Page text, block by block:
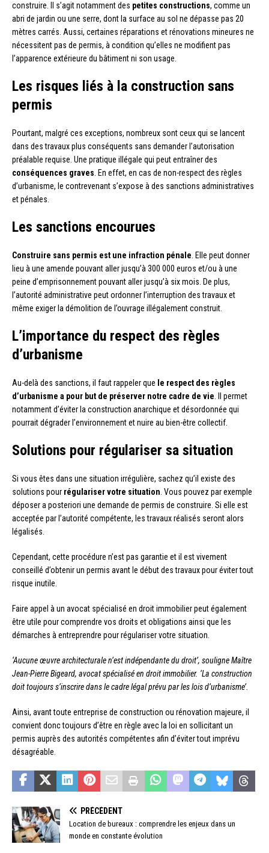
construire. Il s’agit notamment des petites constructions, comme un
abri de jardin ou une serre, dont la surface au sol ne dépasse pas 20
mètres carrés. Aussi, certaines réparations et rénovations mineures ne
nécessitent pas de permis, à condition qu’elles ne modifient pas
l’apparence extérieure du bâtiment ni son usage.
Les risques liés à la construction sans
permis
Pourtant, malgré ces exceptions, nombreux sont ceux qui se lancent
dans des travaux plus conséquents sans demander l’autorisation
préalable requise. Une pratique illégale qui peut entraîner des
conséquences graves . En effet, en cas de non-respect des règles
d’urbanisme, le contrevenant s’expose à des sanctions administratives
et pénales.
Les sanctions encourues
Construire sans permis est une infraction pénale . Elle peut donner
lieu à une amende pouvant aller jusqu’à 300 000 euros et/ou à une
peine d’emprisonnement pouvant aller jusqu’à six mois. De plus,
l’autorité administrative peut ordonner l’interruption des travaux et
même exiger la démolition de l’ouvrage illégalement construit.
L’importance du respect des règles
d’urbanisme
Au-delà des sanctions, il faut rappeler que le respect des règles
d’urbanisme a pour but de préserver notre cadre de vie . Il permet
notamment d’éviter la construction anarchique et désordonnée qui
pourrait dégrader l’environnement et nuire au bien-être collectif.
Solutions pour régulariser sa situation
Si vous êtes dans une situation irrégulière, sachez qu’il existe des
solutions pour régulariser votre situation . Vous pouvez par exemple
déposer a posteriori une demande de permis de construire. Si elle est
acceptée par l’autorité compétente, les travaux réalisés seront alors
légalisés.
Cependant, cette procédure n’est pas garantie et il est vivement
conseillé d’obtenir un permis avant le début des travaux pour éviter tout
risque inutile.
Faire appel à un avocat spécialisé en droit immobilier peut également
être utile pour comprendre vos droits et obligations ainsi que les
démarches à entreprendre pour régulariser votre situation.
‘Aucune œuvre architecturale n’est indépendante du droit’, souligne Maître
Jean-Pierre Bigeard, avocat spécialisé en droit immobilier. ‘La construction
doit toujours s’inscrire dans le cadre légal prévu par les lois d’urbanisme’.
Ainsi, avant toute entreprise de construction ou rénovation majeure, il
convient donc toujours d’être en règle avec la loi en sollicitant un
permis auprès des autorités compétentes afin d’éviter tout imprévu
désagréable.
PRÉCÉDENT
Location de bureaux : comprendre les enjeux dans un
monde en constante évolution